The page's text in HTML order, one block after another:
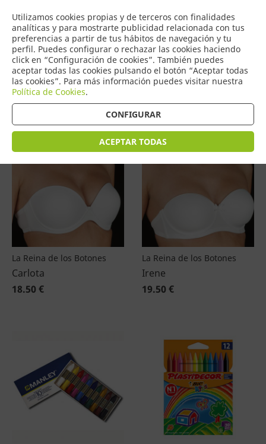
Utilizamos cookies propias y de terceros con finalidades
analíticas y para mostrarte publicidad relacionada con tus
preferencias a partir de tus hábitos de navegación y tu
perfil. Puedes configurar o rechazar las cookies haciendo
click en “Configuración de cookies”. También puedes
aceptar todas las cookies pulsando el botón “Aceptar todas
las cookies”. Para más información puedes visitar nuestra
Política de Cookies.
CONFIGURAR
ACEPTAR TODAS
0
COMERCIO
DE TORRIJOS
Productos (4587)
Ordenar por precio
La Reina de los Botones
Carlota
18.50 €
La Reina de los Botones
Irene
19.50 €